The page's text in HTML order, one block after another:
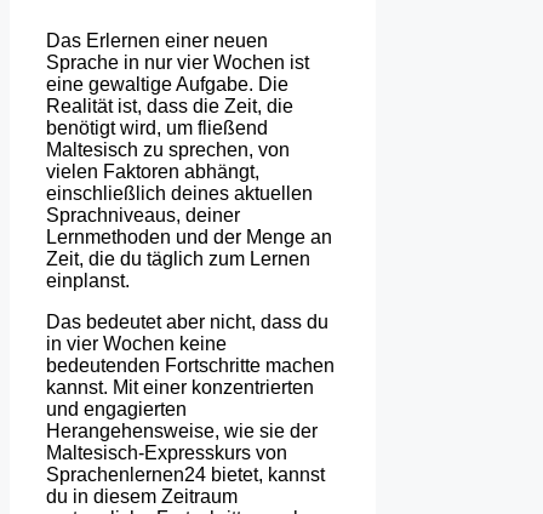
Das Erlernen einer neuen
Sprache in nur vier Wochen ist
eine gewaltige Aufgabe. Die
Realität ist, dass die Zeit, die
benötigt wird, um fließend
Maltesisch zu sprechen, von
vielen Faktoren abhängt,
einschließlich deines aktuellen
Sprachniveaus, deiner
Lernmethoden und der Menge an
Zeit, die du täglich zum Lernen
einplanst.
Das bedeutet aber nicht, dass du
in vier Wochen keine
bedeutenden Fortschritte machen
kannst. Mit einer konzentrierten
und engagierten
Herangehensweise, wie sie der
Maltesisch-Expresskurs von
Sprachenlernen24 bietet, kannst
du in diesem Zeitraum